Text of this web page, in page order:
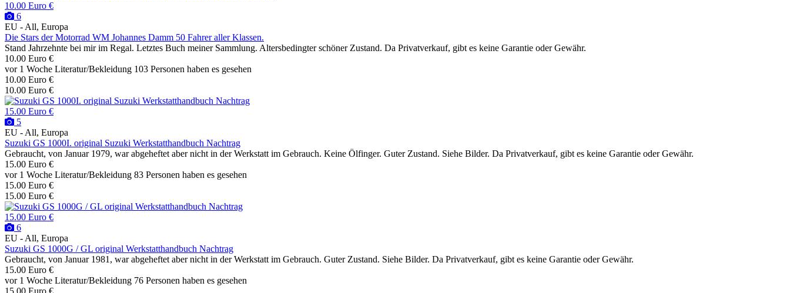
10.00 Euro €
6
EU - All, Europa
Die Stars der Motorrad WM Johannes Damm 50 Fahrer aller Klassen.
Stand Jahrzehnte bei mir im Regal. Letztes Buch meiner Sammlung. Altersbedingter schöner Zustand. Da Privatverkauf, gibt es keine Garantie oder Gewähr.
10.00 Euro €
vor 1 Woche Literatur/Bekleidung 103 Personen haben es gesehen
10.00 Euro €
10.00 Euro €
15.00 Euro €
5
EU - All, Europa
Suzuki GS 1000I. original Suzuki Werkstatthandbuch Nachtrag
Gebraucht, von Januar 1979, war abgeheftet aber nicht in der Werkstatt im Gebrauch. Keine Ölfinger. Guter Zustand. Siehe Bilder. Da Privatverkauf, gibt es keine Garantie oder Gewähr.
15.00 Euro €
vor 1 Woche Literatur/Bekleidung 83 Personen haben es gesehen
15.00 Euro €
15.00 Euro €
15.00 Euro €
6
EU - All, Europa
Suzuki GS 1000G / GL original Werkstatthandbuch Nachtrag
Gebraucht, von Januar 1981, war abgeheftet aber nicht in der Werkstatt im Gebrauch. Guter Zustand. Siehe Bilder. Da Privatverkauf, gibt es keine Garantie oder Gewähr.
15.00 Euro €
vor 1 Woche Literatur/Bekleidung 76 Personen haben es gesehen